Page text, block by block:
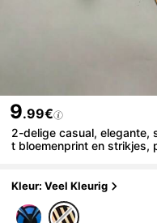
9.99€
2-delige casual, elegante,
t bloemenprint en strikjes,
Kleur: Veel Kleurig